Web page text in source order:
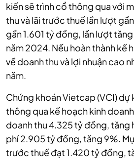
kiến sẽ trình cổ thông qua với
thu và lãi trước thuế lần lượt
gần 1.601 tỷ đồng, lần lượt
năm 2024. Nếu hoàn thành kế
về doanh thu và lợi nhuận cao
năm.
Chứng khoán Vietcap (VCI) dự
thông qua kế hoạch kinh
doanh thu 4.325 tỷ đồng, tăng
phí 2.905 tỷ đồng, tăng 9%.
trước thuế đạt 1.420 tỷ đồng,